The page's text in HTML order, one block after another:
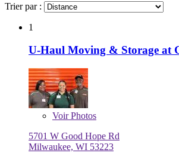
Trier par :
1
U-Haul Moving & Storage at
VoirPhotos
5701 W Good Hope Rd
Milwaukee, WI 53223